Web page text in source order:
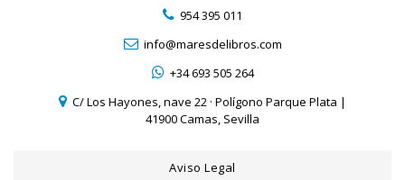
954 395 011
info@maresdelibros.com
+34 693 505 264
C/ Los Hayones, nave 22 · Polígono Parque Plata |
41900 Camas, Sevilla
Aviso Legal